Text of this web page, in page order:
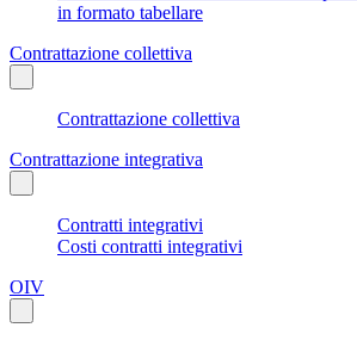
in formato tabellare
Contrattazione collettiva
Contrattazione collettiva
Contrattazione integrativa
Contratti integrativi
Costi contratti integrativi
OIV